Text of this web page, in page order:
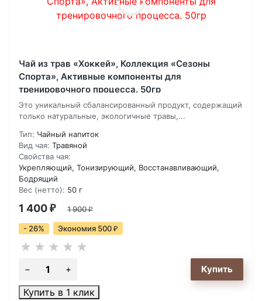
Чай из трав «Хоккей», Коллекция «Сезоны
Спорта», Активные компоненты для
тренировочного процесса. 50гр
Это уникальный сбалансированный продукт, содержащий
только натуральные, экологичные травы,...
Тип: Чайный напиток
Вид чая: Травяной
Свойства чая:
Укрепляющий, Тонизирующий, Восстанавливающий,
Бодрящий
Вес (нетто): 50 г
1 400 ₽ 1 900₽
- 26% Экономия 500 ₽
Купить в 1 клик